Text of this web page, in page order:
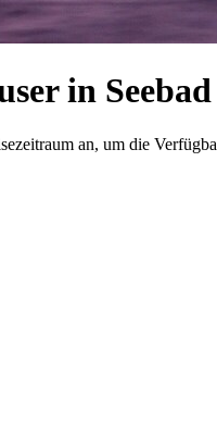
in
an, um die